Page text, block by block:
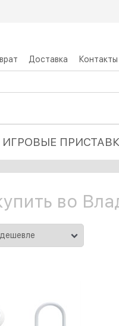
Доставка Контакты
ИГРОВЫЕ
во